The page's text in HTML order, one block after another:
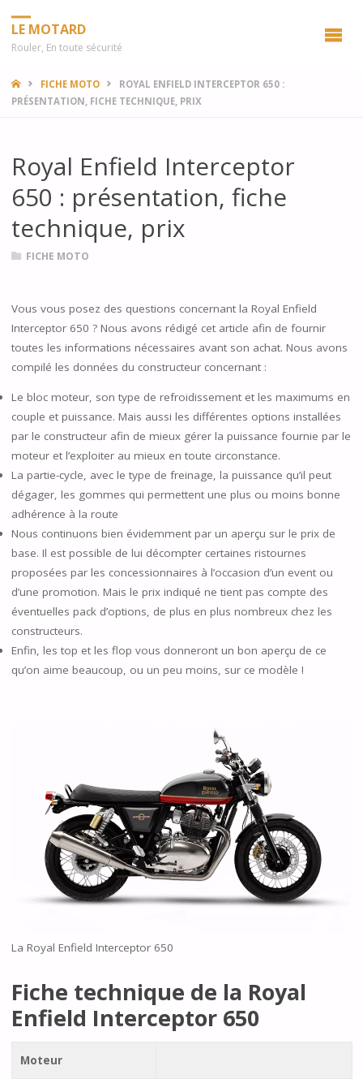
LE MOTARD
Rouler, En toute sécurité
HOMEFICHE MOTO
ROYAL ENFIELD INTERCEPTOR 650 :
PRÉSENTATION, FICHE TECHNIQUE, PRIX
Royal Enfield Interceptor
650 : présentation, fiche
technique, prix
FICHE MOTO
Vous vous posez des questions concernant la Royal Enfield
Interceptor 650 ? Nous avons rédigé cet article afin de fournir
toutes les informations nécessaires avant son achat. Nous avons
compilé les données du constructeur concernant :
Le bloc moteur, son type de refroidissement et les maximums en
couple et puissance. Mais aussi les différentes options installées
par le constructeur afin de mieux gérer la puissance fournie par le
moteur et l’exploiter au mieux en toute circonstance.
La partie-cycle, avec le type de freinage, la puissance qu’il peut
dégager, les gommes qui permettent une plus ou moins bonne
adhérence à la route
Nous continuons bien évidemment par un aperçu sur le prix de
base. Il est possible de lui décompter certaines ristournes
proposées par les concessionnaires à l’occasion d’un event ou
d’une promotion. Mais le prix indiqué ne tient pas compte des
éventuelles pack d’options, de plus en plus nombreux chez les
constructeurs.
Enfin, les top et les flop vous donneront un bon aperçu de ce
qu’on aime beaucoup, ou un peu moins, sur ce modèle !
La Royal Enfield Interceptor 650
Fiche technique de la Royal
Enfield Interceptor 650
Moteur